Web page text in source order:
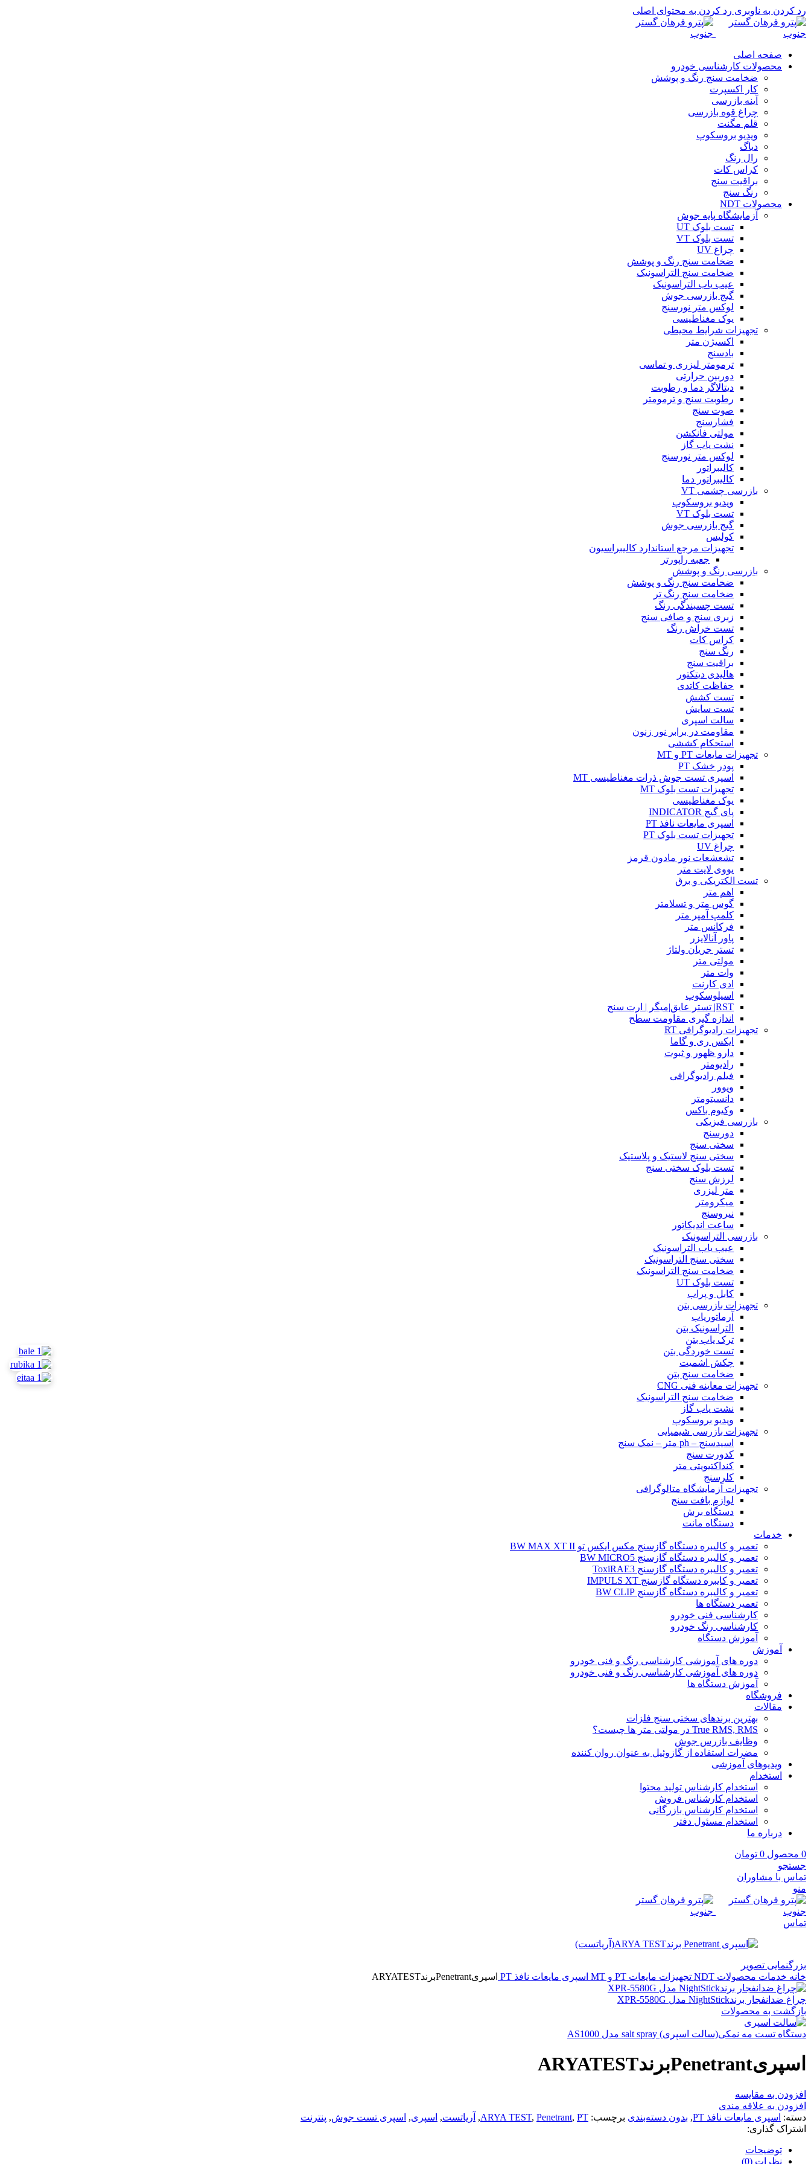
رد کردن به ناوبری رد کردن به محتوای اصلی
صفحه اصلی
محصولات کارشناسی خودرو
ضخامت سنج رنگ و پوشش
کار اکسپرت
آینه بازرسی
چراغ قوه بازرسی
قلم مگنت
ویدیو بروسکوپ
دیاگ
رال رنگ
کراس کات
براقیت سنج
رنگ سنج
محصولات NDT
آزمایشگاه پایه جوش
تست بلوک UT
تست بلوک VT
چراغ UV
ضخامت سنج رنگ و پوشش
ضخامت سنج التراسونیک
عیب یاب التراسونیک
گیج بازرسی جوش
لوکس متر نورسنج
یوک مغناطیسی
تجهیزات شرایط محیطی
اکسیژن متر
بادسنج
ترمومتر لیزری و تماسی
دوربین حرارتی
دیتالاگر دما و رطوبت
رطوبت سنج و ترمومتر
صوت سنج
فشارسنج
مولتی فانکشن
نشت یاب گاز
لوکس متر نورسنج
کالیبراتور
کالیبراتور دما
بازرسی چشمی VT
ویدیو بروسکوپ
تست بلوک VT
گیج بازرسی جوش
کولیس
تجهیزات مرجع استاندارد کالیبراسیون
جعبه راپورتر
بازرسی رنگ و پوشش
ضخامت سنج رنگ و پوشش
ضخامت سنج رنگ تر
تست چسبندگی رنگ
زبری سنج و صافی سنج
تست خراش رنگ
کراس کات
رنگ سنج
براقیت سنج
هالیدی دیتکتور
حفاظت کاتدی
تست کشش
تست سایش
سالت اسپری
مقاومت در برابر نور زنون
استحکام کششی
تجهیزات مایعات PT و MT
پودر خشک PT
اسپری تست جوش ذرات مغناطیسی MT
تجهیزات تست بلوک MT
یوک مغناطیسی
پای گیج INDICATOR
اسپری مایعات نافذ PT
تجهیزات تست بلوک PT
چراغ UV
تشعشعات نور مادون قرمز
یووی لایت متر
تست الکتریکی و برق
اهم متر
گوس متر و تسلامتر
کلمپ آمپر متر
فرکانس متر
پاور آنالایزر
تستر جریان ولتاژ
مولتی متر
وات متر
ادی کارنت
اسیلوسکوپ
RST| تستر عایق|میگر | ارت سنج
اندازه گیری مقاومت سطح
تجهیزات رادیوگرافی RT
ایکس ری و گاما
دارو ظهور و ثبوت
رادیومتر
فیلم رادیوگرافی
ویوور
دانسیتومتر
وکیوم باکس
بازرسی فیزیکی
دورسنج
سختی سنج
سختی سنج لاستیک و پلاستیک
تست بلوک سختی سنج
لرزش سنج
متر لیزری
میکرومتر
نیروسنج
ساعت اندیکاتور
بازرسی التراسونیک
عیب یاب التراسونیک
سختی سنج التراسونیک
ضخامت سنج التراسونیک
تست بلوک UT
کابل و پراب
تجهیزات بازرسی بتن
آرماتوریاب
التراسونیک بتن
ترک یاب بتن
تست خوردگی بتن
چکش اشمیت
ضخامت سنج بتن
تجهیزات معاینه فنی CNG
ضخامت سنج التراسونیک
نشت یاب گاز
ویدیو بروسکوپ
تجهیزات بازرسی شیمیایی
اسیدسنج – ph متر – نمک سنج
کدورت سنج
کنداکتیویتی متر
کلرسنج
تجهیزات آزمایشگاه متالوگرافی
لوازم بافت سنج
دستگاه برش
دستگاه مانت
خدمات
تعمیر و کالیبره دستگاه گازسنج مکس ایکس تو BW MAX XT II
تعمیر و کالیبره دستگاه گازسنج BW MICRO5
تعمیر و کالیبره دستگاه گازسنج ToxiRAE3
تعمیر و کایبره دستگاه گازسنج IMPULS XT
تعمیر و کالیبره دستگاه گازسنج BW CLIP
تعمیر دستگاه ها
کارشناسی فنی خودرو
کارشناسی رنگ خودرو
آموزش دستگاه
آموزش
دوره های آموزشی کارشناسی رنگ و فنی خودرو
دوره های آموزشی کارشناسی رنگ و فنی خودرو
آموزش دستگاه ها
فروشگاه
مقالات
بهترین برندهای سختی سنج فلزات
True RMS, RMS در مولتی متر ها چیست؟
وظایف بازرس جوش
مضرات استفاده از گازوئیل به عنوان روان کننده
ویدیوهای آموزشی
استخدام
استخدام کارشناس تولید محتوا
استخدام کارشناس فروش
استخدام کارشناس بازرگانی
استخدام مسئول دفتر
درباره ما
0 محصول 0 تومان
جستجو
تماس با مشاوران
منو
تماس
بزرگنمایی تصویر
خانه خدمات محصولات NDT تجهیزات مایعات PT و MT اسپری مایعات نافذ PT اسپریPenetrantبرندARYATEST
چراغ ضدانفجار برندNightStick مدل XPR-5580G
بازگشت به محصولات
دستگاه تست مه نمکی(سالت اسپری) salt spray مدل AS1000
اسپریPenetrantبرندARYATEST
افزودن به مقایسه
افزودن به علاقه مندی
دسته: اسپری مایعات نافذ PT , بدون دسته‌بندی برچسب: ARYA TEST, Penetrant, PT
, آریاتست, اسپری, اسپری تست جوش, پنترنت
اشتراک گذاری:
توضیحات
نظرات (0)